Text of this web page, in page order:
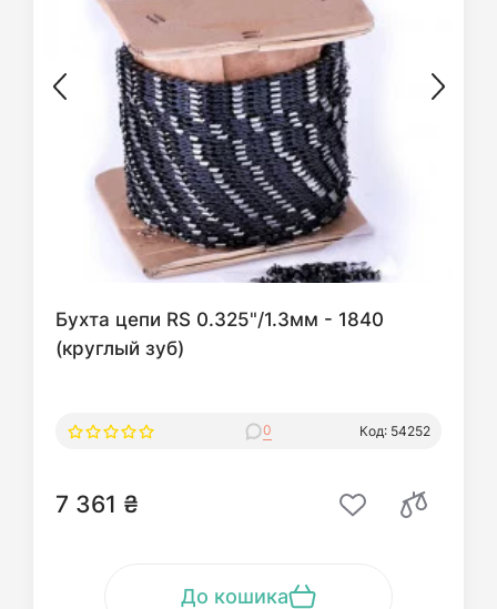
Бухта цепи RS 0.325"/1.3мм - 1840
(круглый зуб)
0 Код: 54252
7 361 ₴
До кошика